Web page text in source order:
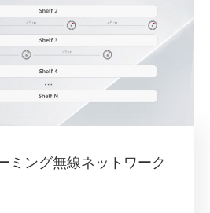
ミング無線ネットワーク